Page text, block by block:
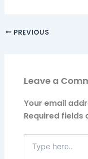
PREVIOUS
Leave a
Your email
Required fields
here..